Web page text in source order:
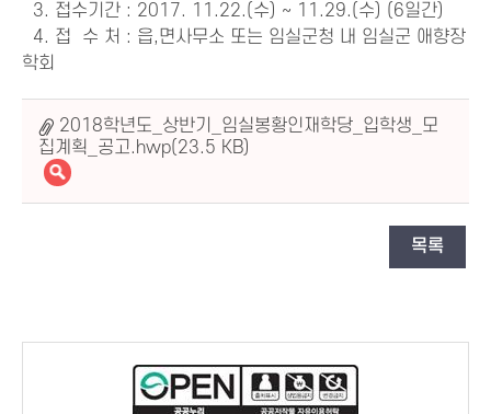
3. 접수기간 : 2017. 11.22.(수) ~ 11.29.(수) (6일간)
4. 접 수 처 : 읍,면사무소 또는 임실군청 내 임실군 애향장
학회
2018학년도_상반기_임실봉황인재학당_입학생_모
집계획_공고.hwp(23.5 KB)
목록